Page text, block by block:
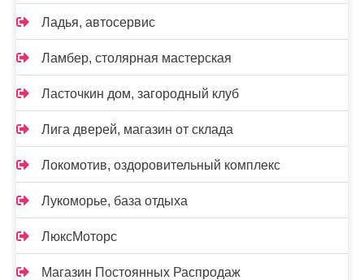
Ладья, автосервис
Ламбер, столярная мастерская
Ласточкин дом, загородный клуб
Лига дверей, магазин от склада
Локомотив, оздоровительный комплекс
Лукоморье, база отдыха
ЛюксМоторс
Магазин Постоянных Распродаж